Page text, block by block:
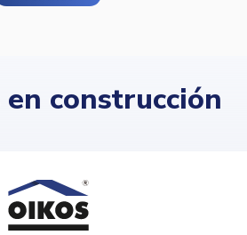
en construcción